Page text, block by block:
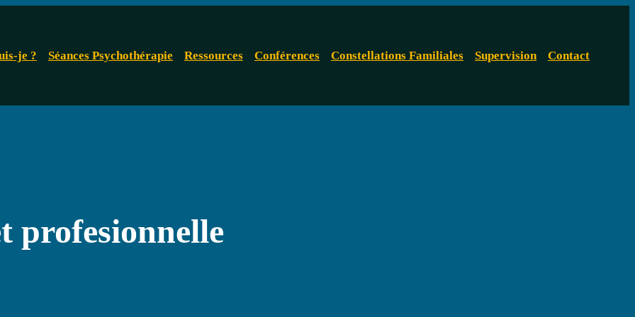
je ? Séances Psychothérapie Ressources Conférences Constellations Familiales Supervision Contact
profesionnelle